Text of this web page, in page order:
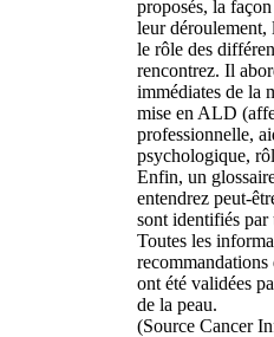
proposés, la
leur déroulement,
le rôle des
rencontrez. Il
immédiates de la
mise en ALD
professionnelle,
psychologique,
Enfin, un
entendrez peut-
sont identifiés par
Toutes les
ont été validées
de la peau.
(Source Cancer